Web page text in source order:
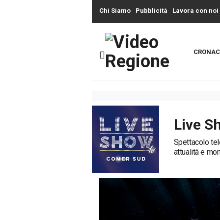
Chi Siamo Pubblicità Lavora con noi
Live
Spettacolo
attualità e